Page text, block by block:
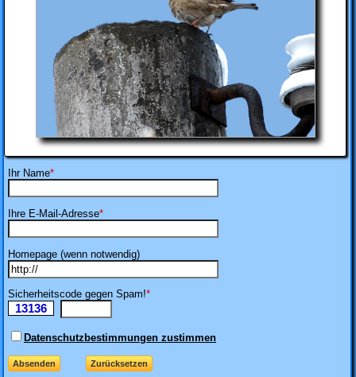
Ihr Name*
Ihre E-Mail-Adresse*
Homepage (wenn notwendig)
Sicherheitscode gegen Spam!*
13136
Datenschutzbestimmungen zustimmen